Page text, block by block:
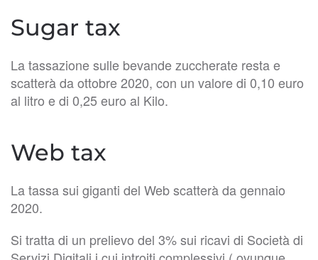
Sugar tax
La tassazione sulle bevande zuccherate resta e
scatterà da ottobre 2020, con un valore di 0,10 euro
al litro e di 0,25 euro al Kilo.
Web tax
La tassa sui giganti del Web scatterà da gennaio
2020.
Si tratta di un prelievo del 3% sui ricavi di Società di